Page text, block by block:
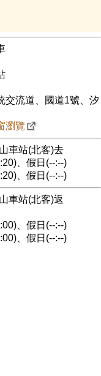
交流道、國道1號、汐
瀏覽
車站(北客)去
、假日(--:--)
、假日(--:--)
車站(北客)返
、假日(--:--)
、假日(--:--)